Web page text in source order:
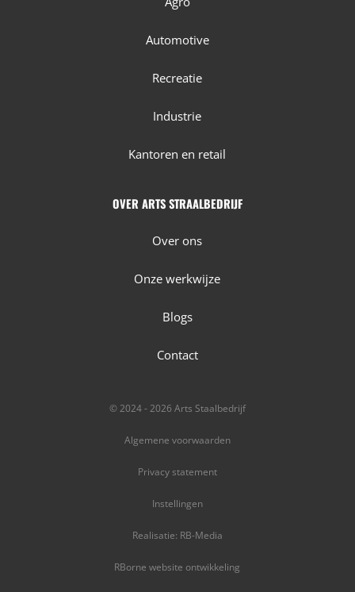
Automotive
Recreatie
Industrie
Kantoren en retail
OVER ARTS STRAALBEDRIJF
Over ons
Onze werkwijze
Blogs
Contact
© 2024 - 2026 Arts Staalbedrijf
Algemene voorwaarden
Privacy statement
Instellingen
Realisatie: RB-Media
RBorne website ontwikkeling